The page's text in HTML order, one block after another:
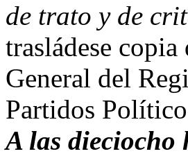
de trato y de
trasládese
General del
Partidos
A las dieciocho